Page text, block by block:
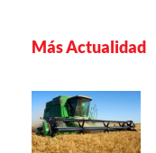
Más Actualidad